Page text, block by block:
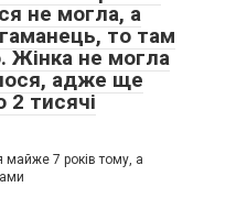
не могла, а
то там
Жінка не могла
адже ще
тисячі
7 років тому, а